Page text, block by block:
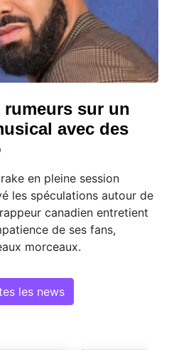
rumeurs sur un
avec des
en pleine session
les spéculations autour de
canadien entretient
de ses fans,
morceaux.
les news